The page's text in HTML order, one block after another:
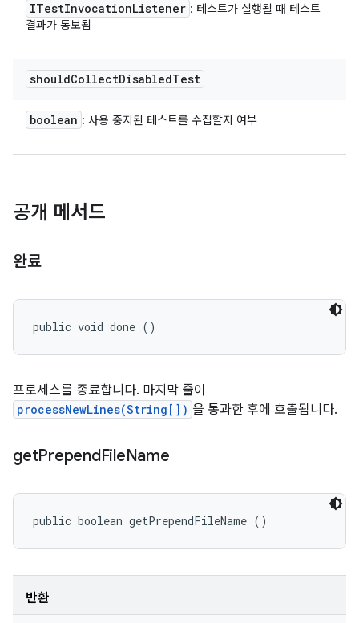
ITestInvocationListener : 테스트가 실행될 때 테스트
결과가 통보됨
shouldCollectDisabledTest
boolean : 사용 중지된 테스트를 수집할지 여부
공개 메서드
완료
public void done ()
프로세스를 종료합니다. 마지막 줄이
processNewLines(String[]) 을 통과한 후에 호출됩니다.
getPrependFileName
public boolean getPrependFileName ()
반환